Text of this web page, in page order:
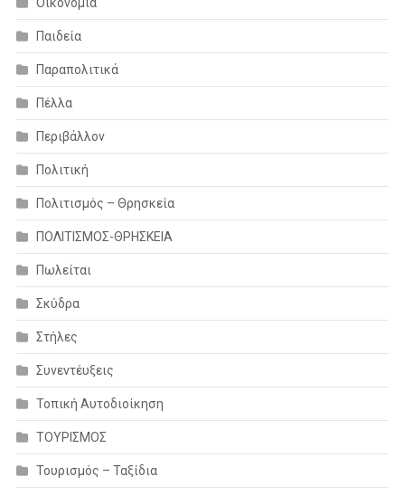
Παιδεία
Παραπολιτικά
Πέλλα
Περιβάλλον
Πολιτική
Πολιτισμός – Θρησκεία
ΠΟΛΙΤΙΣΜΟΣ-ΘΡΗΣΚΕΙΑ
Πωλείται
Σκύδρα
Στήλες
Συνεντέυξεις
Τοπική Αυτοδιοίκηση
ΤΟΥΡΙΣΜΟΣ
Τουρισμός – Ταξίδια